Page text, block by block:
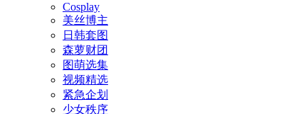
Cosplay
美丝博主
日韩套图
森萝财团
图萌选集
视频精选
紧急企划
少女秩序